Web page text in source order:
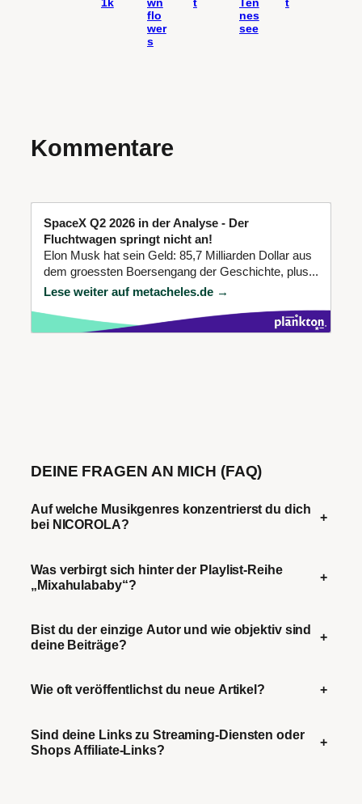
1k
wn
flo
wer
s
t
Ten
nes
see
t
Kommentare
SpaceX Q2 2026 in der Analyse - Der
Fluchtwagen springt nicht an!
Elon Musk hat sein Geld: 85,7 Milliarden Dollar aus
dem groessten Boersengang der Geschichte, plus...
Lese weiter auf metacheles.de →
DEINE FRAGEN AN MICH (FAQ)
Auf welche Musikgenres konzentrierst du dich
bei NICOROLA?
+
Was verbirgt sich hinter der Playlist-Reihe
„Mixahulababy“?
+
Bist du der einzige Autor und wie objektiv sind
deine Beiträge?
+
Wie oft veröffentlichst du neue Artikel? +
Sind deine Links zu Streaming-Diensten oder
Shops Affiliate-Links?
+